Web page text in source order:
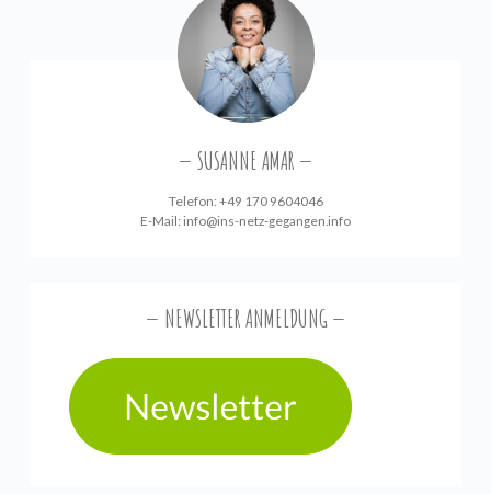
SUSANNE AMAR
Telefon: +49 170 9604046
E-Mail: info@ins-netz-gegangen.info
NEWSLETTER ANMELDUNG